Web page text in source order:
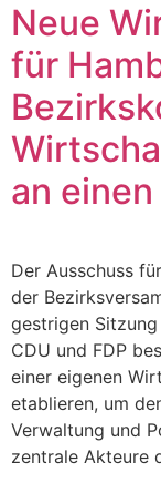
Neue
für
an
Der Ausschuss
der
gestrigen Sitzung
CDU und FDP
einer eigenen
etablieren, um
Verwaltung und
zentrale Akteure